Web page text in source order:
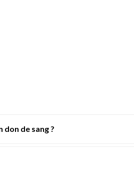
don de sang ?